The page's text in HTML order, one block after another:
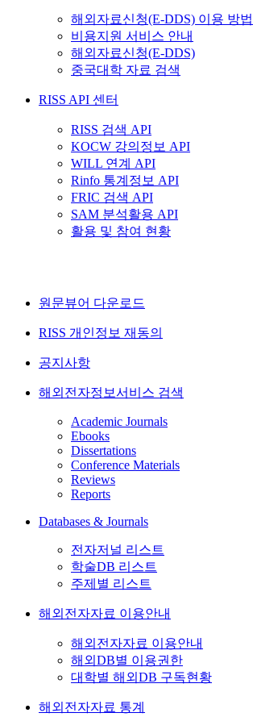
해외자료신청(E-DDS) 이용 방법
비용지원 서비스 안내
해외자료신청(E-DDS)
중국대학 자료 검색
RISS API 센터
RISS 검색 API
KOCW 강의정보 API
WILL 연계 API
Rinfo 통계정보 API
FRIC 검색 API
SAM 분석활용 API
활용 및 참여 현황
원문뷰어 다운로드
RISS 개인정보 재동의
공지사항
해외전자정보서비스 검색
Academic Journals
Ebooks
Dissertations
Conference Materials
Reviews
Reports
Databases & Journals
전자저널 리스트
학술DB 리스트
주제별 리스트
해외전자자료 이용안내
해외전자자료 이용안내
해외DB별 이용권한
대학별 해외DB 구독현황
해외전자자료 통계